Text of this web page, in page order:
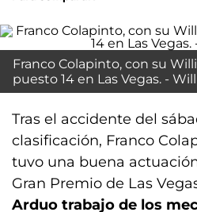
Franco Colapinto, con su
puesto 14 en Las Vegas. -
Tras el accidente del
clasificación, Franco
tuvo una buena
Gran Premio de Las
Arduo trabajo de los